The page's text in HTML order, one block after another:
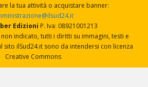
la tua attività o acquistare banner:
Edizioni P. Iva: 08921001213
indicato, tutti i diritti su immagini, testi e
sito ilSud24.it sono da intendersi con licenza
Creative Commons